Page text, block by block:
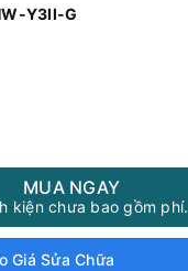
Y3II-G
MUA NGAY
kiện chưa bao gồm phí.
Giá Sửa Chữa